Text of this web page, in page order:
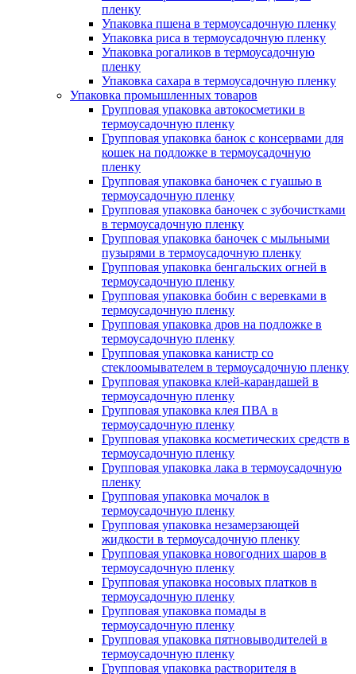
пленку
Упаковка пшена в термоусадочную пленку
Упаковка риса в термоусадочную пленку
Упаковка рогаликов в термоусадочную
пленку
Упаковка сахара в термоусадочную пленку
Упаковка промышленных товаров
Групповая упаковка автокосметики в
термоусадочную пленку
Групповая упаковка банок с консервами для
кошек на подложке в термоусадочную
пленку
Групповая упаковка баночек с гуашью в
термоусадочную пленку
Групповая упаковка баночек с зубочистками
в термоусадочную пленку
Групповая упаковка баночек с мыльными
пузырями в термоусадочную пленку
Групповая упаковка бенгальских огней в
термоусадочную пленку
Групповая упаковка бобин с веревками в
термоусадочную пленку
Групповая упаковка дров на подложке в
термоусадочную пленку
Групповая упаковка канистр со
стеклоомывателем в термоусадочную пленку
Групповая упаковка клей-карандашей в
термоусадочную пленку
Групповая упаковка клея ПВА в
термоусадочную пленку
Групповая упаковка косметических средств в
термоусадочную пленку
Групповая упаковка лака в термоусадочную
пленку
Групповая упаковка мочалок в
термоусадочную пленку
Групповая упаковка незамерзающей
жидкости в термоусадочную пленку
Групповая упаковка новогодних шаров в
термоусадочную пленку
Групповая упаковка носовых платков в
термоусадочную пленку
Групповая упаковка помады в
термоусадочную пленку
Групповая упаковка пятновыводителей в
термоусадочную пленку
Групповая упаковка растворителя в